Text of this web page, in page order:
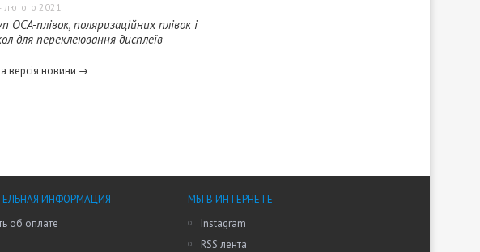
лютого 2021
OCA-плівок, поляризаційних плівок і
для переклеювання дисплеїв
версія новини
ИНФОРМАЦИЯ
об оплате
МЫ В ИНТЕРНЕТЕ
Instagram
RSS лента